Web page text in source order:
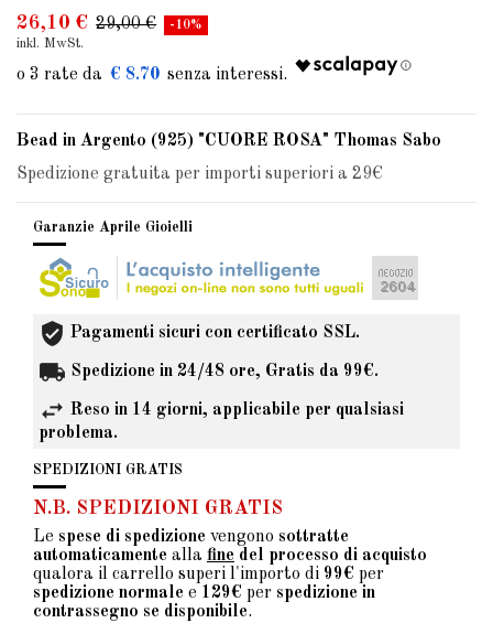
26,10 € 29,00 € -10%
inkl. MwSt.
€ 8.70
Bead in Argento (925) "CUORE ROSA" Thomas Sabo
Spedizione gratuita per importi superiori a 29€
Garanzie Aprile Gioielli
Pagamenti sicuri con certificato SSL.
Spedizione in 24/48 ore, Gratis da 99€.
Reso in 14 giorni, applicabile per qualsiasi
problema.
SPEDIZIONI GRATIS
N.B. SPEDIZIONI GRATIS
Le spese di spedizione vengono sottratte
automaticamente alla fine del processo di acquisto
qualora il carrello superi l'importo di 99€ per
spedizione normale e 129€ per spedizione in
contrassegno se disponibile.